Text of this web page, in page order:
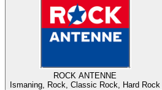
ROCK ANTENNE
Ismaning, Rock, Classic Rock, Hard Rock